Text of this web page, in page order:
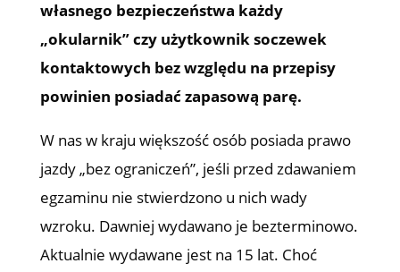
własnego bezpieczeństwa każdy
„okularnik” czy użytkownik soczewek
kontaktowych bez względu na przepisy
powinien posiadać zapasową parę.
W nas w kraju większość osób posiada prawo
jazdy „bez ograniczeń”, jeśli przed zdawaniem
egzaminu nie stwierdzono u nich wady
wzroku. Dawniej wydawano je bezterminowo.
Aktualnie wydawane jest na 15 lat. Choć